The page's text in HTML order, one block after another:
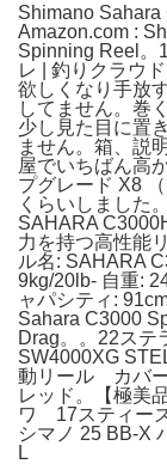
Shimano Sahara
Amazon.com :
Spinning Reel。
レ | 釣りクラウ
欲しくなり手放
してません。巻
少し見た目に置
ません。箱、説
屋でいちばん高
プグレード X8
くらいしました
SAHARA
力を持つ高性能
ル名: SAHARA
9kg/20lb- 自重:
ャパシティ:
Sahara C3000
Drag。。22ス
SW4000XG
動リール カバー
レッド。【極美
ワ 17スティー
シマノ 25 BB-X
L